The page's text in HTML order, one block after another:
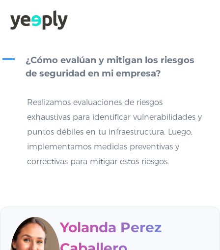
A
¿Cómo evalúan y mitigan los riesgos
de seguridad en mi empresa?
Realizamos evaluaciones de riesgos
exhaustivas para identificar vulnerabilidades y
puntos débiles en tu infraestructura. Luego,
implementamos medidas preventivas y
correctivas para mitigar estos riesgos.
Yolanda Perez